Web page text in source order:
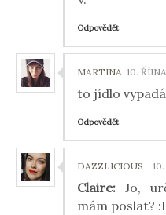
Odpovědět
MARTINA 10.
to jídlo
Odpovědět
DAZZLICIOUS
Claire: Jo,
mám poslat?